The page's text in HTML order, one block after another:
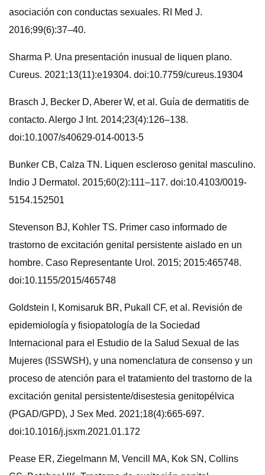
asociación con conductas sexuales. RI Med J.
2016;99(6):37–40.
Sharma P. Una presentación inusual de liquen plano.
Cureus. 2021;13(11):e19304. doi:10.7759/cureus.19304
Brasch J, Becker D, Aberer W, et al. Guía de dermatitis de
contacto. Alergo J Int. 2014;23(4):126–138.
doi:10.1007/s40629-014-0013-5
Bunker CB, Calza TN. Liquen escleroso genital masculino.
Indio J Dermatol. 2015;60(2):111–117. doi:10.4103/0019-
5154.152501
Stevenson BJ, Kohler TS. Primer caso informado de
trastorno de excitación genital persistente aislado en un
hombre. Caso Representante Urol. 2015; 2015:465748.
doi:10.1155/2015/465748
Goldstein I, Komisaruk BR, Pukall CF, et al. Revisión de
epidemiología y fisiopatología de la Sociedad
Internacional para el Estudio de la Salud Sexual de las
Mujeres (ISSWSH), y una nomenclatura de consenso y un
proceso de atención para el tratamiento del trastorno de la
excitación genital persistente/disestesia genitopélvica
(PGAD/GPD), J Sex Med. 2021;18(4):665-697.
doi:10.1016/j.jsxm.2021.01.172
Pease ER, Ziegelmann M, Vencill MA, Kok SN, Collins